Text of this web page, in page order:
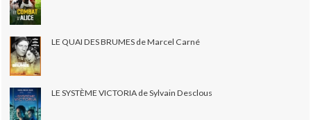
LE QUAI DES BRUMES de Marcel Carné
LE SYSTÈME VICTORIA de Sylvain Desclous